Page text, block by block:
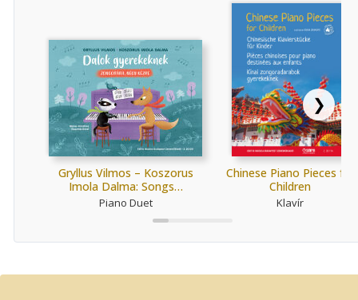
Gryllus Vilmos – Koszorus
Imola Dalma: Songs…
Piano Duet
Chinese Piano Pieces for
Children
Klavír
❯